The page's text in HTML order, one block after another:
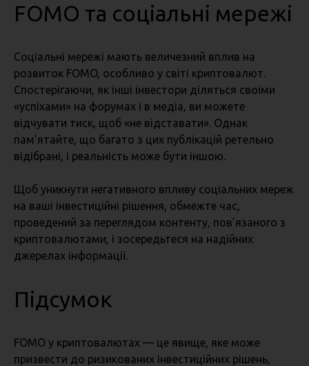
FOMO та соціальні мережі
Соціальні мережі мають величезний вплив на
розвиток FOMO, особливо у світі криптовалют.
Спостерігаючи, як інші інвестори діляться своїми
«успіхами» на форумах і в медіа, ви можете
відчувати тиск, щоб «не відставати». Однак
пам’ятайте, що багато з цих публікацій ретельно
відібрані, і реальність може бути іншою.
Щоб уникнути негативного впливу соціальних мереж
на ваші інвестиційні рішення, обмежте час,
проведений за переглядом контенту, пов’язаного з
криптовалютами, і зосередьтеся на надійних
джерелах інформації.
Підсумок
FOMO у криптовалютах — це явище, яке може
призвести до ризикованих інвестиційних рішень,